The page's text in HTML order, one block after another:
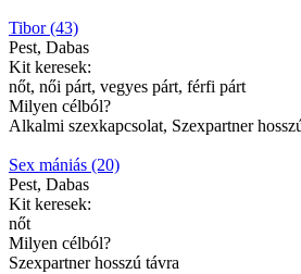
Tibor (43)
Pest, Dabas
Kit keresek:
nőt, női párt, vegyes párt, férfi párt
Milyen célból?
Alkalmi szexkapcsolat, Szexpartner
Sex mániás (20)
Pest, Dabas
Kit keresek:
nőt
Milyen célból?
Szexpartner hosszú távra